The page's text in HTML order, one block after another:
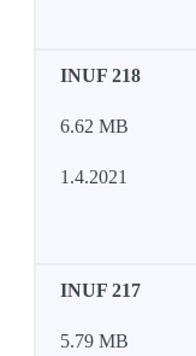
INUF 218
6.62 MB
1.4.2021
INUF 217
5.79 MB